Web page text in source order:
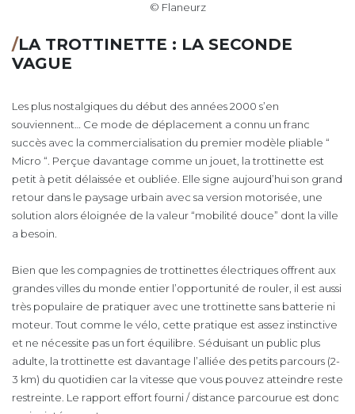
© Flaneurz
/LA TROTTINETTE : LA SECONDE
VAGUE
Les plus nostalgiques du début des années 2000 s’en
souviennent… Ce mode de déplacement a connu un franc
succès avec la commercialisation du premier modèle pliable “
Micro “. Perçue davantage comme un jouet, la trottinette est
petit à petit délaissée et oubliée. Elle signe aujourd’hui son grand
retour dans le paysage urbain avec sa version motorisée, une
solution alors éloignée de la valeur “mobilité douce” dont la ville
a besoin.
Bien que les compagnies de trottinettes électriques offrent aux
grandes villes du monde entier l’opportunité de rouler, il est aussi
très populaire de pratiquer avec une trottinette sans batterie ni
moteur. Tout comme le vélo, cette pratique est assez instinctive
et ne nécessite pas un fort équilibre. Séduisant un public plus
adulte, la trottinette est davantage l’alliée des petits parcours (2-
3 km) du quotidien car la vitesse que vous pouvez atteindre reste
restreinte. Le rapport effort fourni / distance parcourue est donc